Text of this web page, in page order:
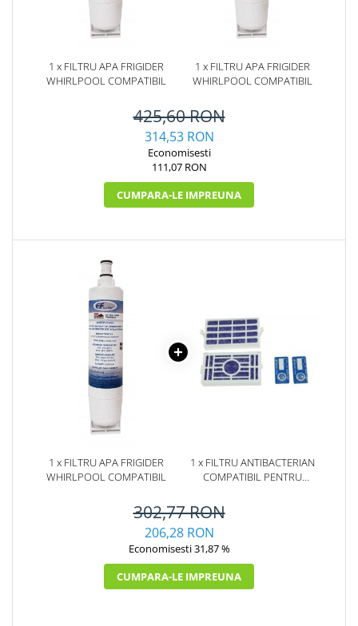
1 x FILTRU APA FRIGIDER
WHIRLPOOL COMPATIBIL
1 x FILTRU APA FRIGIDER
WHIRLPOOL COMPATIBIL
425,60 RON
314,53 RON
Economisesti
111,07 RON
CUMPARA-LE IMPREUNA
1 x FILTRU APA FRIGIDER
WHIRLPOOL COMPATIBIL
1 x FILTRU ANTIBACTERIAN
COMPATIBIL PENTRU
302,77 RON
206,28 RON
Economisesti 31,87 %
CUMPARA-LE IMPREUNA